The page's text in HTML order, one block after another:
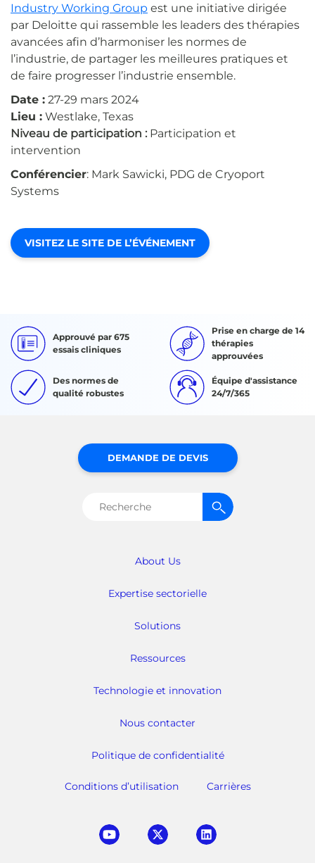
Industry Working Group est une initiative dirigée
par Deloitte qui rassemble les leaders des thérapies
avancées afin d’harmoniser les normes de
l’industrie, de partager les meilleures pratiques et
de faire progresser l’industrie ensemble.
Date : 27-29 mars 2024
Lieu : Westlake, Texas
Niveau de participation : Participation et
intervention
Conférencier: Mark Sawicki, PDG de Cryoport
Systems
VISITEZ LE SITE DE L’ÉVÉNEMENT
Approuvé par 675
essais cliniques
Prise en charge de 14
thérapies
approuvées
Des normes de
qualité robustes
Équipe d'assistance
24/7/365
About Us
Expertise sectorielle
Solutions
Ressources
Technologie et innovation
Nous contacter
Politique de confidentialité
Conditions d’utilisation Carrières
DEMANDE DE DEVIS
Rechercher :